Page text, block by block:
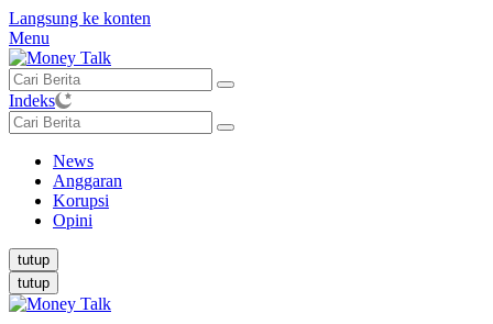
Langsung ke konten
Menu
Indeks
News
Anggaran
Korupsi
Opini
tutup
tutup